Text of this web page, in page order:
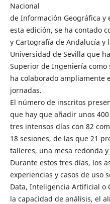
Nacional
de Información Geográfica y
esta edición, se ha contado
y Cartografía de Andalucía y
Universidad de Sevilla que
Superior de Ingeniería como
ha colaborado ampliamente
jornadas.
El número de inscritos
que hay que añadir unos
tres intensos días con 82
18 sesiones, de las que 21
talleres, una mesa redonda
Durante estos tres días, los
experiencias y casos de uso
Data, Inteligencia Artificial o
la capacidad de análisis, el